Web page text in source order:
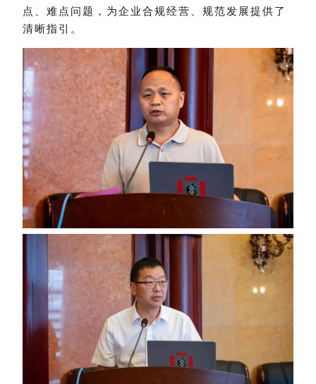
点、难点问题，为企业合规经营、规范发展提供了
清晰指引。